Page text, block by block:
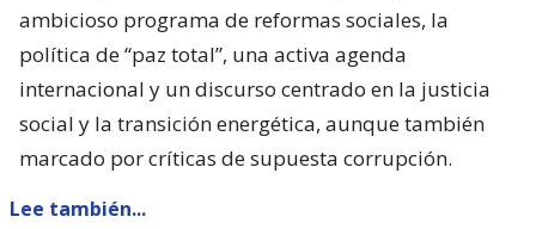
ambicioso programa de reformas sociales, la
política de “paz total”, una activa agenda
internacional y un discurso centrado en la justicia
social y la transición energética, aunque también
marcado por críticas de supuesta corrupción.
Lee también...